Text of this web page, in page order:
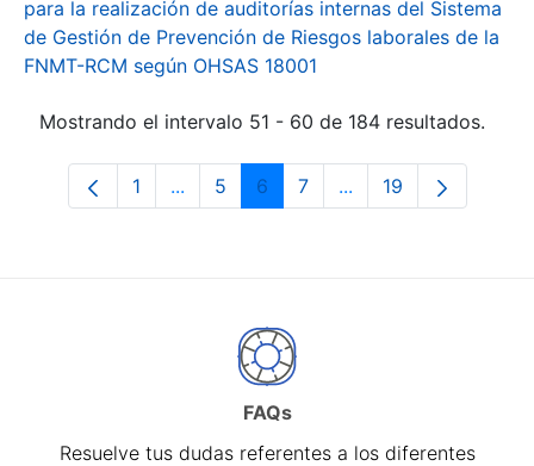
para la realización de auditorías internas del Sistema
de Gestión de Prevención de Riesgos laborales de la
FNMT-RCM según OHSAS 18001
Mostrando el intervalo 51 - 60 de 184 resultados.
Página
1 ...Páginas intermedias Use TAB para
Página
5 Página
6 Página
7 ...Páginas intermedias
Página
19
FAQs
Resuelve tus dudas referentes a los diferentes